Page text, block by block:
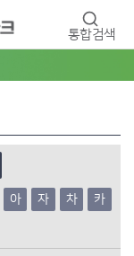
통합검색
아 자 차
카